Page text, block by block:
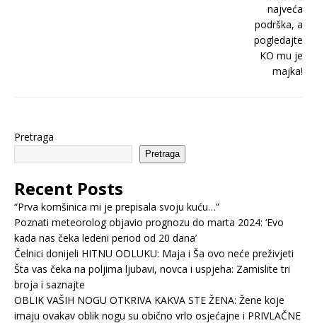
Pretraga
Pretraga
Recent Posts
“Prva komšinica mi je prepisala svoju kuću…”
Poznati meteorolog objavio prognozu do marta 2024: ‘Evo
kada nas čeka ledeni period od 20 dana’
Čelnici donijeli HITNU ODLUKU: Maja i Ša ovo neće preživjeti
Šta vas čeka na poljima ljubavi, novca i uspjeha: Zamislite tri
broja i saznajte
OBLIK VAŠIH NOGU OTKRIVA KAKVA STE ŽENA: Žene koje
imaju ovakav oblik nogu su obično vrlo osjećajne i PRIVLAČNE